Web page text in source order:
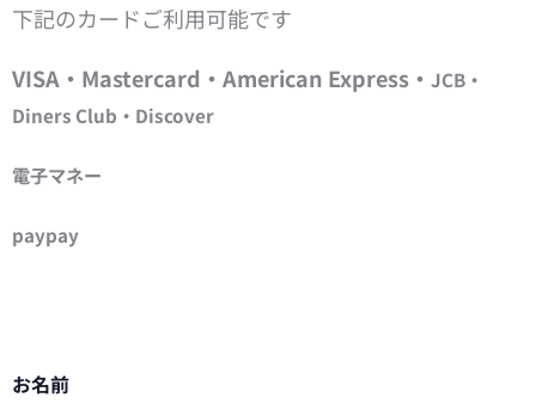
下記のカードご利用可能です
VISA・Mastercard・American Express・ JCB・
Diners Club・Discover
電子マネー
paypay
お名前